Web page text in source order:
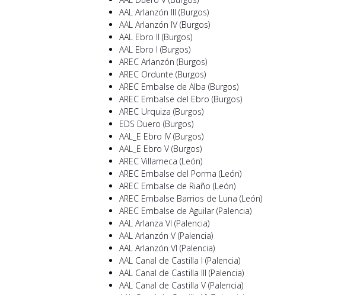
AAL Arlanzón III (Burgos)
AAL Arlanzón IV (Burgos)
AAL Ebro II (Burgos)
AAL Ebro I (Burgos)
AREC Arlanzón (Burgos)
AREC Ordunte (Burgos)
AREC Embalse de Alba (Burgos)
AREC Embalse del Ebro (Burgos)
AREC Urquiza (Burgos)
EDS Duero (Burgos)
AAL_E Ebro IV (Burgos)
AAL_E Ebro V (Burgos)
AREC Villameca (León)
AREC Embalse del Porma (León)
AREC Embalse de Riaño (León)
AREC Embalse Barrios de Luna (León)
AREC Embalse de Aguilar (Palencia)
AAL Arlanza VI (Palencia)
AAL Arlanzón V (Palencia)
AAL Arlanzón VI (Palencia)
AAL Canal de Castilla I (Palencia)
AAL Canal de Castilla III (Palencia)
AAL Canal de Castilla V (Palencia)